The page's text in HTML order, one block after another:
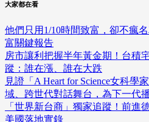
大家都在看
他們只用1/10時間致富，卻不瘋
富關鍵報告
房市讓利把握半年黃金期！台積
蹤：誰在漲、誰在大跌
見證「A Heart for Science女科學
域、跨世代對話舞台，為下一代
「世界新台商」獨家追蹤！前進
美國落地實錄